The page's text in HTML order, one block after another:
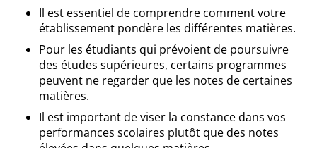
Il est essentiel de comprendre comment votre
établissement pondère les différentes matières.
Pour les étudiants qui prévoient de poursuivre
des études supérieures, certains programmes
peuvent ne regarder que les notes de certaines
matières.
Il est important de viser la constance dans vos
performances scolaires plutôt que des notes